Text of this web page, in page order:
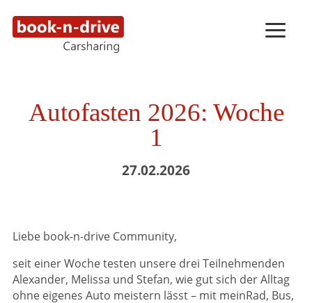
Autofasten 2026: Woche
1
27.02.2026
Liebe book-n-drive Community,
seit einer Woche testen unsere drei Teilnehmenden
Alexander, Melissa und Stefan, wie gut sich der Alltag
ohne eigenes Auto meistern lässt – mit meinRad, Bus,